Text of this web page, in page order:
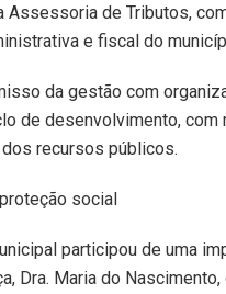
Assessoria de Tributos,
e fiscal do
da gestão com
de desenvolvimento,
recursos públicos.
social
participou de uma
Dra. Maria do